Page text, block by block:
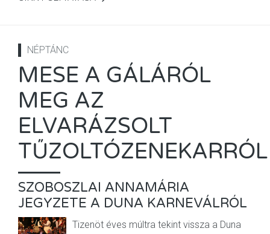
NÉPTÁNC
MESE A GÁLÁRÓL
MEG AZ
ELVARÁZSOLT
TŰZOLTÓZENEKARRÓL
SZOBOSZLAI ANNAMÁRIA
JEGYZETE A DUNA KARNEVÁLRÓL
Tizenöt éves múltra tekint vissza a Duna